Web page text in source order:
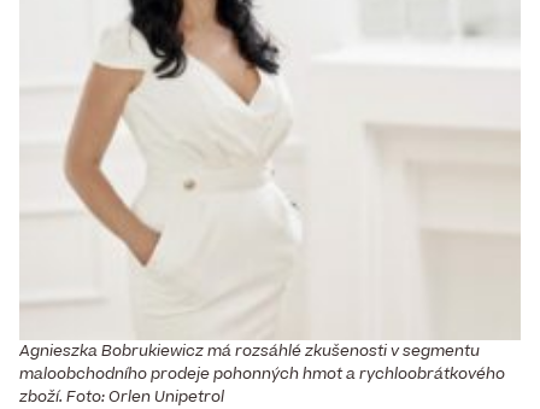
Agnieszka Bobrukiewicz má rozsáhlé zkušenosti v segmentu
maloobchodního prodeje pohonných hmot a rychloobrátkového
zboží. Foto: Orlen Unipetrol